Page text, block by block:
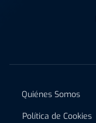
Quiénes Somos
Política de Cookies